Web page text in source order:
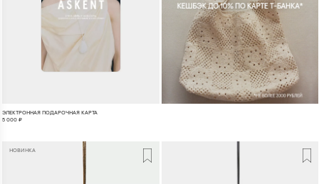
ЭЛЕКТРОННАЯ ПОДАРОЧНАЯ КАРТА
5 000 ₽
НОВИНКА